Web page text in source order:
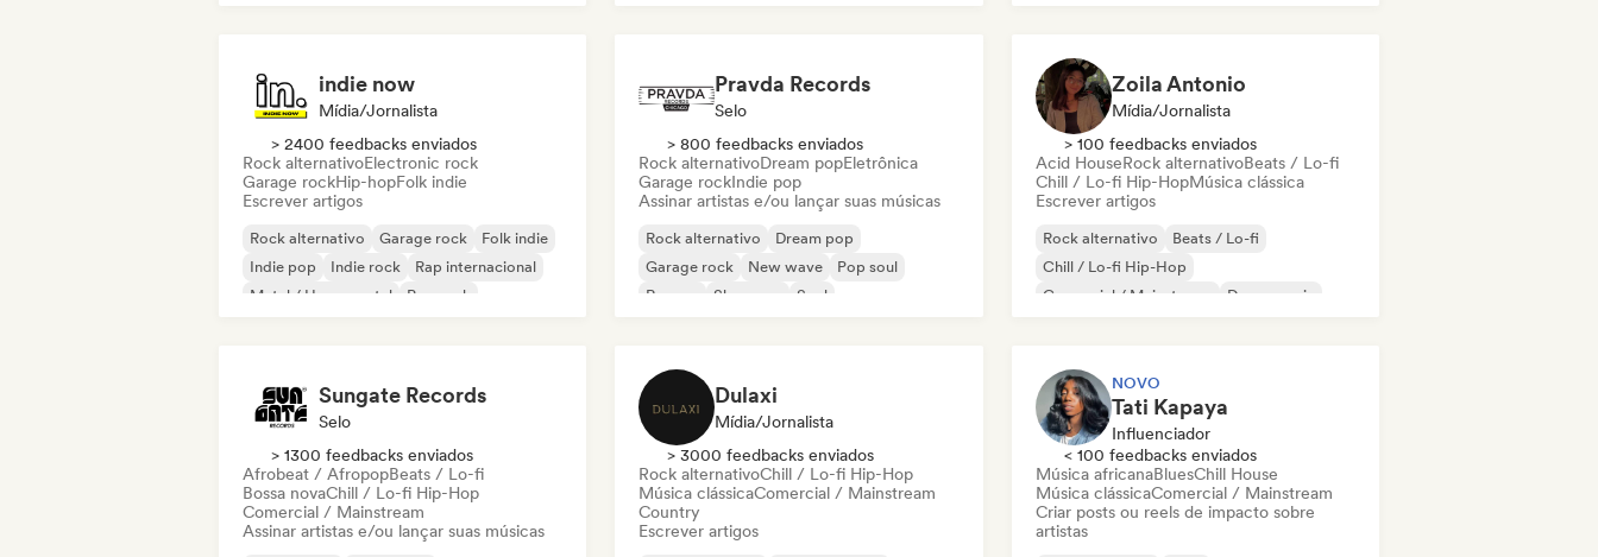
indie now
Mídia/Jornalista
> 2400 feedbacks enviados
Rock alternativoElectronic rock
Garage rockHip-hopFolk indie
Escrever artigos
Rock alternativo Garage rock
Folk indie
Indie pop
Indie rock
Rap internacional
Metal / Heavy metal
Pop rock
Pravda Records
Selo
> 800 feedbacks enviados
Rock alternativoDream popEletrônica
Garage rockIndie pop
Assinar artistas e/ou lançar suas músicas
Rock alternativo
Dream pop
Garage rock
New wave
Pop soul
Reggae
Shoegaze Soul
Zoila Antonio
Mídia/Jornalista
> 100 feedbacks enviados
Acid HouseRock alternativoBeats / Lo-fi
Chill / Lo-fi Hip-HopMúsica clássica
Escrever artigos
Rock alternativo
Beats / Lo-fi
Chill / Lo-fi Hip-Hop
Comercial / Mainstream
Dance music
Sungate Records
Selo
> 1300 feedbacks enviados
Afrobeat / AfropopBeats / Lo-fi
Bossa novaChill / Lo-fi Hip-Hop
Comercial / Mainstream
Assinar artistas e/ou lançar suas músicas
Dulaxi
Mídia/Jornalista
> 3000 feedbacks enviados
Rock alternativoChill / Lo-fi Hip-Hop
Música clássicaComercial / Mainstream
Country
Escrever artigos
NOVO
Tati Kapaya
Influenciador
< 100 feedbacks enviados
Música africanaBluesChill House
Música clássicaComercial / Mainstream
Criar posts ou reels de impacto sobre
artistas